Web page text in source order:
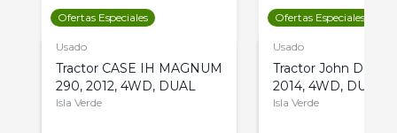
Ofertas Especiales
Usado
Tractor CASE IH MAGNUM
290, 2012, 4WD, DUAL
Isla Verde
Ofertas Especiales
Usado
Tractor John Deere
2014, 4WD, DUAL
Isla Verde